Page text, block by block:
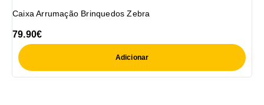
Caixa Arrumação Brinquedos Zebra
79.90€
Adicionar